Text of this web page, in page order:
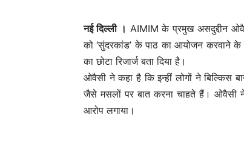
नई दिल्‍ली । AIMIM के प्रमुख असदुद्दीन
को ‘सुंदरकांड’ के पाठ का आयोजन
का छोटा रिजार्ज बता दिया है।
ओवैसी ने कहा है कि इन्हीं लोगों ने बिल्किस
जैसे मसलों पर बात करना चाहते हैं। ओवैसी
आरोप लगाया।